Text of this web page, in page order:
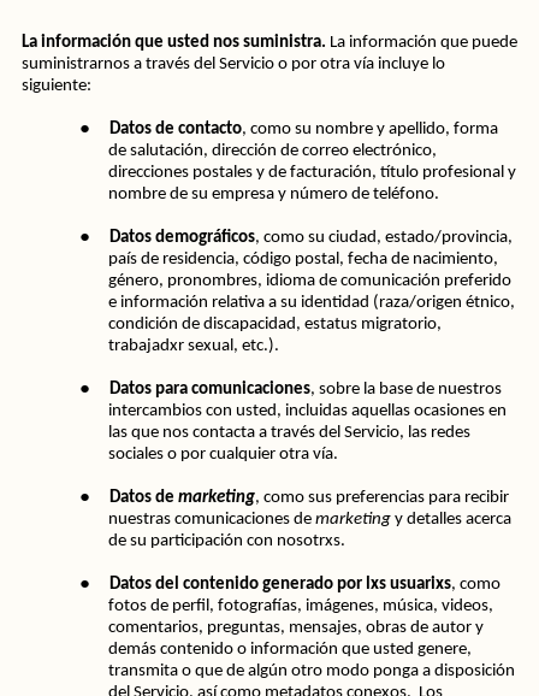
La información que usted nos suministra. La información que puede
suministrarnos a través del Servicio o por otra vía incluye lo
siguiente:
● Datos de contacto, como su nombre y apellido, forma
de salutación, dirección de correo electrónico,
direcciones postales y de facturación, título profesional y
nombre de su empresa y número de teléfono.
● Datos demográficos, como su ciudad, estado/provincia,
país de residencia, código postal, fecha de nacimiento,
género, pronombres, idioma de comunicación preferido
e información relativa a su identidad (raza/origen étnico,
condición de discapacidad, estatus migratorio,
trabajadxr sexual, etc.).
● Datos para comunicaciones, sobre la base de nuestros
intercambios con usted, incluidas aquellas ocasiones en
las que nos contacta a través del Servicio, las redes
sociales o por cualquier otra vía.
● Datos de marketing, como sus preferencias para recibir
nuestras comunicaciones de marketing y detalles acerca
de su participación con nosotrxs.
● Datos del contenido generado por lxs usuarixs, como
fotos de perfil, fotografías, imágenes, música, videos,
comentarios, preguntas, mensajes, obras de autor y
demás contenido o información que usted genere,
transmita o que de algún otro modo ponga a disposición